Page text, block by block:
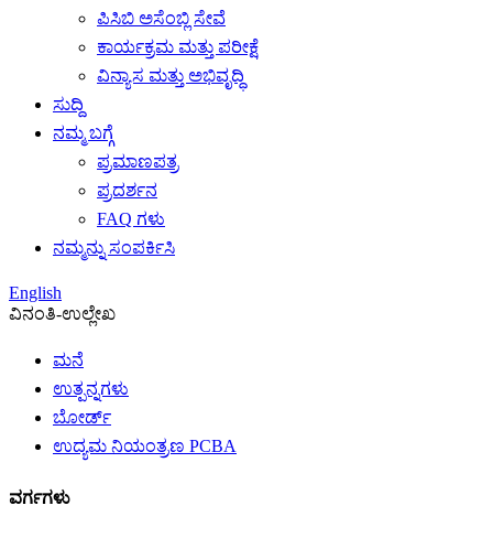
ಪಿಸಿಬಿ ಅಸೆಂಬ್ಲಿ ಸೇವೆ
ಕಾರ್ಯಕ್ರಮ ಮತ್ತು ಪರೀಕ್ಷೆ
ವಿನ್ಯಾಸ ಮತ್ತು ಅಭಿವೃದ್ಧಿ
ಸುದ್ದಿ
ನಮ್ಮ ಬಗ್ಗೆ
ಪ್ರಮಾಣಪತ್ರ
ಪ್ರದರ್ಶನ
FAQ ಗಳು
ನಮ್ಮನ್ನು ಸಂಪರ್ಕಿಸಿ
English
ವಿನಂತಿ-ಉಲ್ಲೇಖ
ಮನೆ
ಉತ್ಪನ್ನಗಳು
ಬೋರ್ಡ್
ಉದ್ಯಮ ನಿಯಂತ್ರಣ PCBA
ವರ್ಗಗಳು